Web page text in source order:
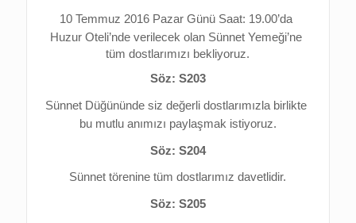
tüm dostlarımızı bekliyoruz.
Söz: S203
Sünnet Düğününde siz değerli dostlarımızla birlikte
bu mutlu anımızı paylaşmak istiyoruz.
Söz: S204
Sünnet törenine tüm dostlarımız davetlidir.
Söz: S205